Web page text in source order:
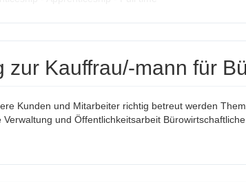
zur Kauffrau/-mann für
Kunden und Mitarbeiter richtig betreut werden
und Öffentlichkeitsarbeit Bürowirtschaftliche